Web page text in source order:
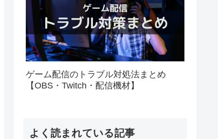
ゲーム配信のトラブル対処法まとめ
【OBS・Twitch・配信機材】
よく読まれている記事